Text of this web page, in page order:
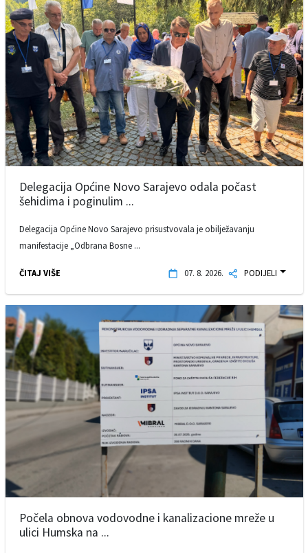
Delegacija Općine Novo Sarajevo odala počast
šehidima i poginulim ...
Delegacija Općine Novo Sarajevo prisustvovala je obilježavanju
manifestacije „Odbrana Bosne ...
ČITAJ VIŠE 07. 8. 2026. PODIJELI
Počela obnova vodovodne i kanalizacione mreže u
ulici Humska na ...